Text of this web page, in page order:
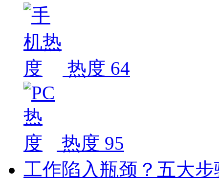
热度 64
热度 95
工作陷入瓶颈？五大